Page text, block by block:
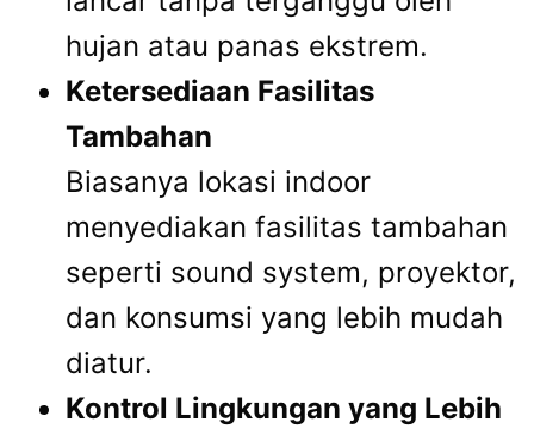
hujan atau panas ekstrem.
Ketersediaan Fasilitas
Tambahan
Biasanya lokasi indoor
menyediakan fasilitas tambahan
seperti sound system, proyektor,
dan konsumsi yang lebih mudah
diatur.
Kontrol Lingkungan yang Lebih